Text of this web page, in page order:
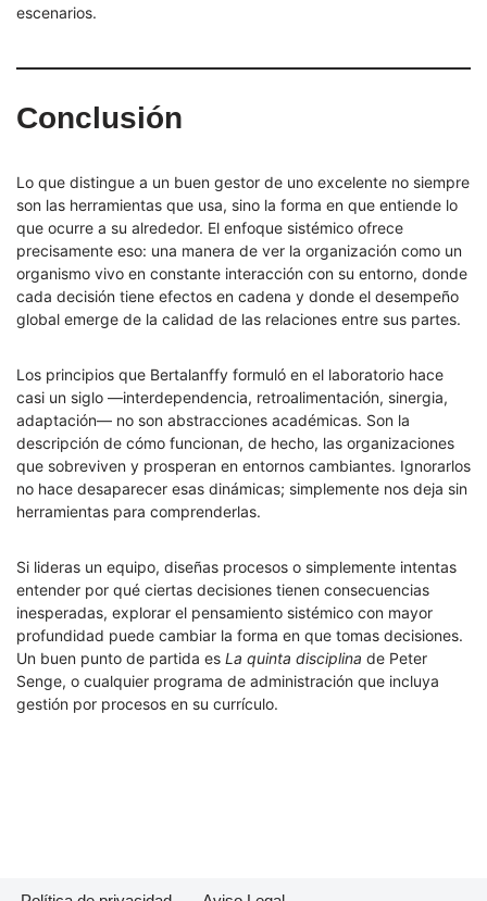
escenarios.
Conclusión
Lo que distingue a un buen gestor de uno excelente no siempre
son las herramientas que usa, sino la forma en que entiende lo
que ocurre a su alrededor. El enfoque sistémico ofrece
precisamente eso: una manera de ver la organización como un
organismo vivo en constante interacción con su entorno, donde
cada decisión tiene efectos en cadena y donde el desempeño
global emerge de la calidad de las relaciones entre sus partes.
Los principios que Bertalanffy formuló en el laboratorio hace
casi un siglo —interdependencia, retroalimentación, sinergia,
adaptación— no son abstracciones académicas. Son la
descripción de cómo funcionan, de hecho, las organizaciones
que sobreviven y prosperan en entornos cambiantes. Ignorarlos
no hace desaparecer esas dinámicas; simplemente nos deja sin
herramientas para comprenderlas.
Si lideras un equipo, diseñas procesos o simplemente intentas
entender por qué ciertas decisiones tienen consecuencias
inesperadas, explorar el pensamiento sistémico con mayor
profundidad puede cambiar la forma en que tomas decisiones.
Un buen punto de partida es La quinta disciplina de Peter
Senge, o cualquier programa de administración que incluya
gestión por procesos en su currículo.